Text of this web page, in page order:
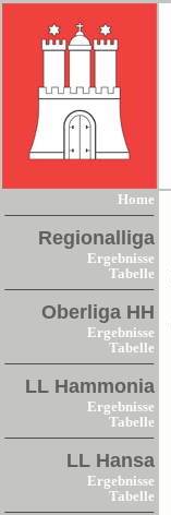
Home
Regionalliga
Ergebnisse
Tabelle
Oberliga HH
Ergebnisse
Tabelle
LL Hammonia
Ergebnisse
Tabelle
LL Hansa
Ergebnisse
Tabelle